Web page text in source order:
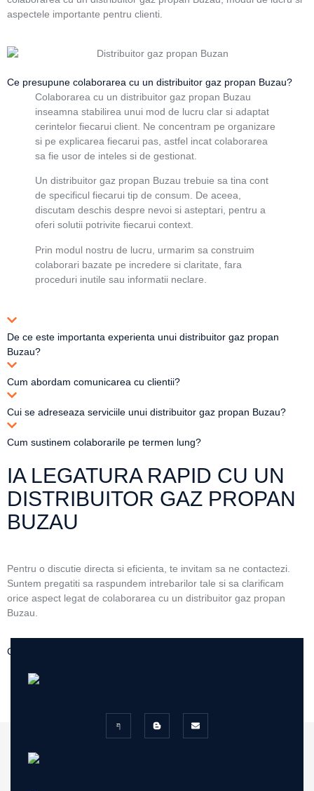
aspectele importante pentru clienti.
Ce presupune colaborarea cu un distribuitor gaz propan Buzau?
Colaborarea cu un distribuitor gaz propan Buzau
inseamna stabilirea unui mod de lucru clar si adaptat
cerintelor fiecarui client. Ne concentram pe organizare
si pe explicarea fiecarui pas, astfel incat colaborarea
sa fie usor de inteles si de gestionat.
Un distribuitor gaz propan Buzau trebuie sa tina cont
de specificul fiecarui tip de consum. De aceea,
discutam deschis despre nevoi si asteptari, pentru a
oferi solutii potrivite fiecarui context.
Prin modul nostru de lucru, urmarim sa construim
colaborari bazate pe incredere si claritate, fara
proceduri inutile sau informatii neclare.
De ce este importanta experienta unui distribuitor gaz propan
Buzau?
Cum abordam comunicarea cu clientii?
Cui se adreseaza serviciile unui distribuitor gaz propan Buzau?
Cum sustinem colaborarile pe termen lung?
IA LEGATURA RAPID CU UN
DISTRIBUITOR GAZ PROPAN
BUZAU
Pentru o discutie directa si eficienta, te invitam sa ne contactezi.
Suntem pregatiti sa raspundem intrebarilor tale si sa clarificam
orice aspect legat de colaborarea cu un distribuitor gaz propan
Buzau.
Contact